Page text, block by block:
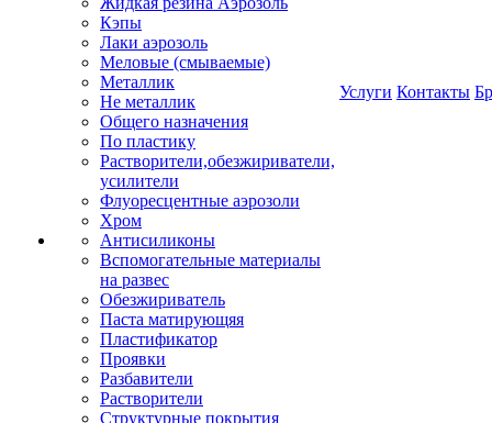
Кэпы
Лаки аэрозоль
Меловые (смываемые)
Металлик
Не металлик
Общего назначения
По пластику
Растворители,обезжириватели,
усилители
Флуоресцентные аэрозоли
Хром
Антисиликоны
Вспомогательные материалы
на развес
Обезжириватель
Паста матирующяя
Пластификатор
Проявки
Разбавители
Растворители
Структурные покрытия
Услуги Контакты